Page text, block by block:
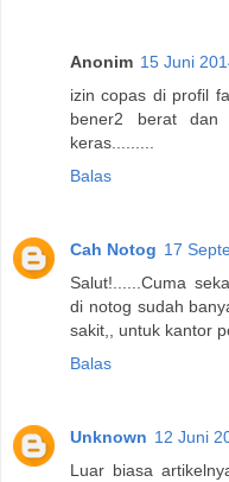
Anonim 15 Juni
izin copas di profil
bener2 berat dan
keras.........
Balas
Cah Notog 17
Salut!......Cuma
di notog sudah
sakit,, untuk kantor
Balas
Unknown 12 Juni
Luar biasa